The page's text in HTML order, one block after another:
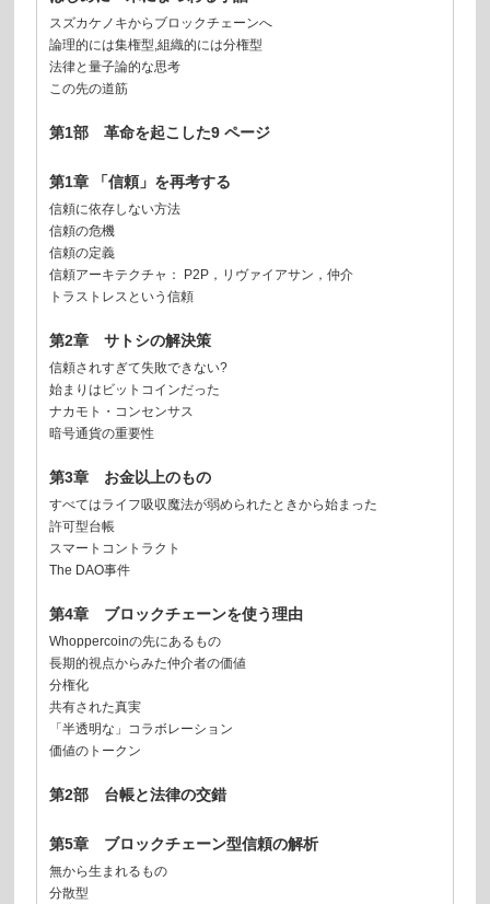
スズカケノキからブロックチェーンへ
論理的には集権型,組織的には分権型
法律と量子論的な思考
この先の道筋
第1部 革命を起こした9 ページ
第1章 「信頼」を再考する
信頼に依存しない方法
信頼の危機
信頼の定義
信頼アーキテクチャ： P2P，リヴァイアサン，仲介
トラストレスという信頼
第2章 サトシの解決策
信頼されすぎて失敗できない?
始まりはビットコインだった
ナカモト・コンセンサス
暗号通貨の重要性
第3章 お金以上のもの
すべてはライフ吸収魔法が弱められたときから始まった
許可型台帳
スマートコントラクト
The DAO事件
第4章 ブロックチェーンを使う理由
Whoppercoinの先にあるもの
長期的視点からみた仲介者の価値
分権化
共有された真実
「半透明な」コラボレーション
価値のトークン
第2部 台帳と法律の交錯
第5章 ブロックチェーン型信頼の解析
無から生まれるもの
分散型